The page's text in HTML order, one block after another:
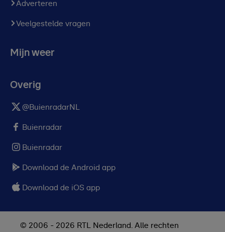
Adverteren
Veelgestelde vragen
Mijn weer
Overig
@BuienradarNL
Buienradar
Buienradar
Download de Android app
Download de iOS app
© 2006 - 2026 RTL Nederland. Alle rechten